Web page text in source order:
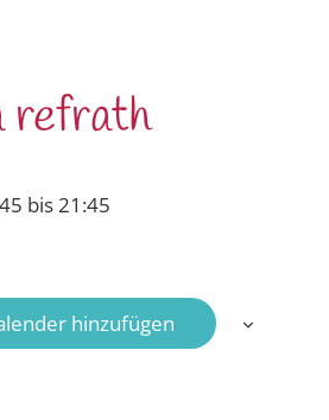
refrath
bis21:45
hinzufügen